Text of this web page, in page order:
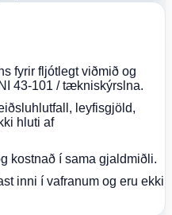
fyrir fljótlegt viðmið og
43-101 / tækniskýrslna.
leyfisgjöld,
hluti af
kostnað í sama gjaldmiðli.
inni í vafranum og eru ekki